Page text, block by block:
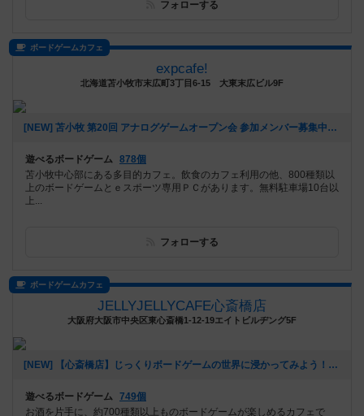
フォローする
ボードゲームカフェ
expcafe!
北海道苫小牧市末広町3丁目6-15 大東末広ビル9F
[NEW] 苫小牧 第20回 アナログゲームオープン会 参加メンバー募集中！（2024年09月05日 23時49分）
遊べるボードゲーム 878個
苫小牧中心部にある多目的カフェ。飲食のカフェ利用の他、800種類以
上のボードゲームとｅスポーツ専用ＰＣがあります。無料駐車場10台以
上...
フォローする
ボードゲームカフェ
JELLYJELLYCAFE心斎橋店
大阪府大阪市中央区東心斎橋1-12-19エイトビルヂング5F
[NEW] 【心斎橋店】じっくりボードゲームの世界に浸かってみよう！平日重ゲー会【テラフォーミング・マーズ】（2024年08月28日 13時22分）
遊べるボードゲーム 749個
お酒を片手に、約700種類以上ものボードゲームが楽しめるカフェで